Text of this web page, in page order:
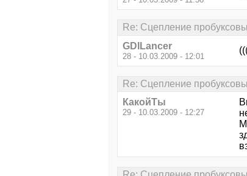
Re: Сцепление
GDILancer
28 - 10.03.2009 - 12:01
Re: Сцепление
КакойТы
29 - 10.03.2009 - 12:27